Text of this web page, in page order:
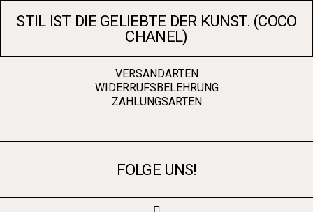
STIL IST DIE GELIEBTE DER KUNST. (COCO
CHANEL)
VERSANDARTEN
WIDERRUFSBELEHRUNG
ZAHLUNGSARTEN
FOLGE UNS!